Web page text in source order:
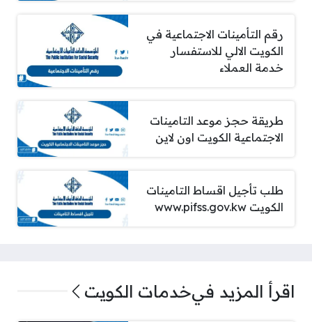
رقم التأمينات الاجتماعية في
الكويت الالي للاستفسار
خدمة العملاء
طريقة حجز موعد التامينات
الاجتماعية الكويت اون لاين
طلب تأجيل اقساط التامينات
الكويت www.pifss.gov.kw
اقرأ المزيد فيخدمات الكويت